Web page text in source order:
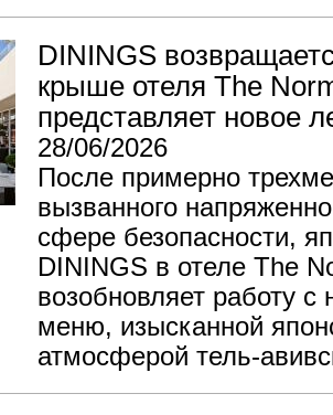
DININGS
крыше отеля The
представляет новое
28/06/2026
После примерно
вызванного
сфере безопасности,
DININGS в отеле The
возобновляет работу
меню, изысканной
атмосферой тель-